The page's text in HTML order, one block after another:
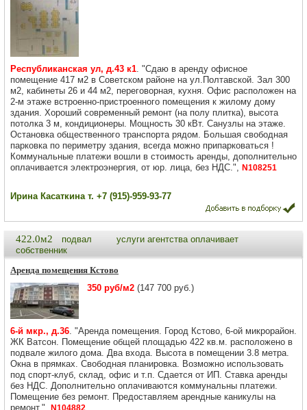
Республиканская ул, д.43 к1. "Сдаю в аренду офисное
помещение 417 м2 в Советском районе на ул.Полтавской. Зал 300
м2, кабинеты 26 и 44 м2, переговорная, кухня. Офис расположен на
2-м этаже встроенно-пристроенного помещения к жилому дому
здания. Хороший современный ремонт (на полу плитка), высота
потолка 3 м, кондиционеры. Мощность 30 кВт. Санузлы на этаже.
Остановка общественного транспорта рядом. Большая свободная
парковка по периметру здания, всегда можно припарковаться !
Коммунальные платежи вошли в стоимость аренды, дополнительно
оплачивается электроэнергия, от юр. лица, без НДС.", N108251
Ирина Касаткина т. +7 (915)-959-93-77
422.0м2 подвал
услуги агентства оплачивает
собственник
Аренда помещения Кстово
350 руб/м2 (147 700 руб.)
6-й мкр., д.36. "Аренда помещения. Город Кстово, 6-ой микрорайон.
ЖК Ватсон. Помещение общей площадью 422 кв.м. расположено в
подвале жилого дома. Два входа. Высота в помещении 3.8 метра.
Окна в прямках. Свободная планировка. Возможно использовать
под спорт-клуб, склад, офис и т.п. Сдается от ИП. Ставка аренды
без НДС. Дополнительно оплачиваются коммунальны платежи.
Помещение без ремонт. Предоставляем арендные каникулы на
ремонт.",
N104882